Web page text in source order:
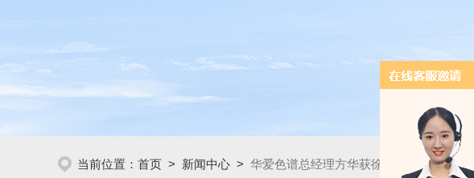
当前位置： 首页 > 新闻中心 > 华爱色谱总经理方华获徐汇区拔尖人才称号